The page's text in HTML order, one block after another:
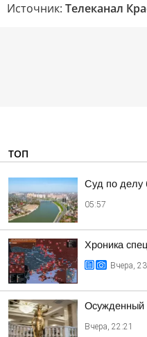
Источник: Телеканал
ТОП
Суд по делу
05:57
Хроника
Вчера,
Осужденный
Вчера, 22:21